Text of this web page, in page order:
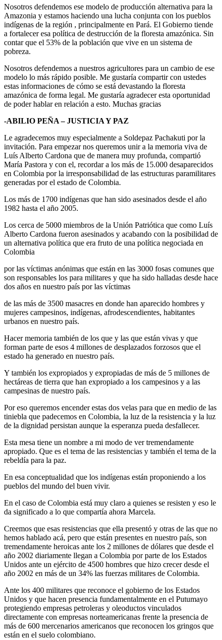
Nosotros defendemos ese modelo de producción alternativa para la
Amazonia y estamos haciendo una lucha conjunta con los pueblos
indígenas de la región , principalmente en Pará. El Gobierno tiende
a fortalecer esa política de destrucción de la floresta amazónica. Sin
contar que el 53% de la población que vive en un sistema de
pobreza.
Nosotros defendemos a nuestros agricultores para un cambio de ese
modelo lo más rápido posible. Me gustaría compartir con ustedes
estas informaciones de cómo se está devastando la floresta
amazónica de forma legal. Me gustaría agradecer esta oportunidad
de poder hablar en relación a esto. Muchas gracias
-ABILIO PEÑA – JUSTICIA Y PAZ
Le agradecemos muy especialmente a Soldepaz Pachakuti por la
invitación. Para empezar nos queremos unir a la memoria viva de
Luís Alberto Cardona que de manera muy profunda, compartió
María Pastora y con el, recordar a los más de 15.000 desaparecidos
en Colombia por la irresponsabilidad de las estructuras paramilitares
generadas por el estado de Colombia.
Los más de 1700 indígenas que han sido asesinados desde el año
1982 hasta el año 2005.
Los cerca de 5000 miembros de la Unión Patriótica que como Luís
Alberto Cardona fueron asesinados y acabando con la posibilidad de
un alternativa política que era fruto de una política negociada en
Colombia
por las víctimas anónimas que están en las 3000 fosas comunes que
son responsables los para militares y que ha sido halladas desde hace
dos años en nuestro país por las víctimas
de las más de 3500 masacres en donde han aparecido hombres y
mujeres campesinos, indígenas, afrodescendientes, habitantes
urbanos en nuestro país.
Hacer memoria también de los que y las que están vivas y que
forman parte de esos 4 millones de desplazados forzosos que el
estado ha generado en nuestro país.
Y también los expropiados y expropiadas de más de 5 millones de
hectáreas de tierra que han expropiado a los campesinos y a las
campesinas de nuestro país.
Por eso queremos encender estas dos velas para que en medio de las
tiniebla que padecemos en Colombia, la luz de la resistencia y la luz
de la dignidad persistan aunque la esperanza pueda desfallecer.
Esta mesa tiene un nombre a mi modo de ver tremendamente
apropiado. Que es el tema de las resistencias y también el tema de la
rebeldía para la paz.
En esa conceptualidad que los indígenas están proponiendo a los
pueblos del mundo del buen vivir.
En el caso de Colombia está muy claro a quienes se resisten y eso le
da significado a lo que compartía ahora Marcela.
Creemos que esas resistencias que ella presentó y otras de las que no
hemos hablado acá, pero que están presentes en nuestro país, son
tremendamente heroicas ante los 2 millones de dólares que desde el
año 2002 diariamente llegan a Colombia por parte de los Estados
Unidos ante un ejército de 4500 hombres que hizo crecer desde el
año 2002 en más de un 34% las fuerzas militares de Colombia.
Ante los 400 militares que reconoce el gobierno de los Estados
Unidos y que hacen presencia fundamentalmente en el Putumayo
protegiendo empresas petroleras y oleoductos vinculados
directamente con empresas norteamericanas frente la presencia de
más de 600 mercenarios americanos que reconocen los gringos que
están en el suelo colombiano.